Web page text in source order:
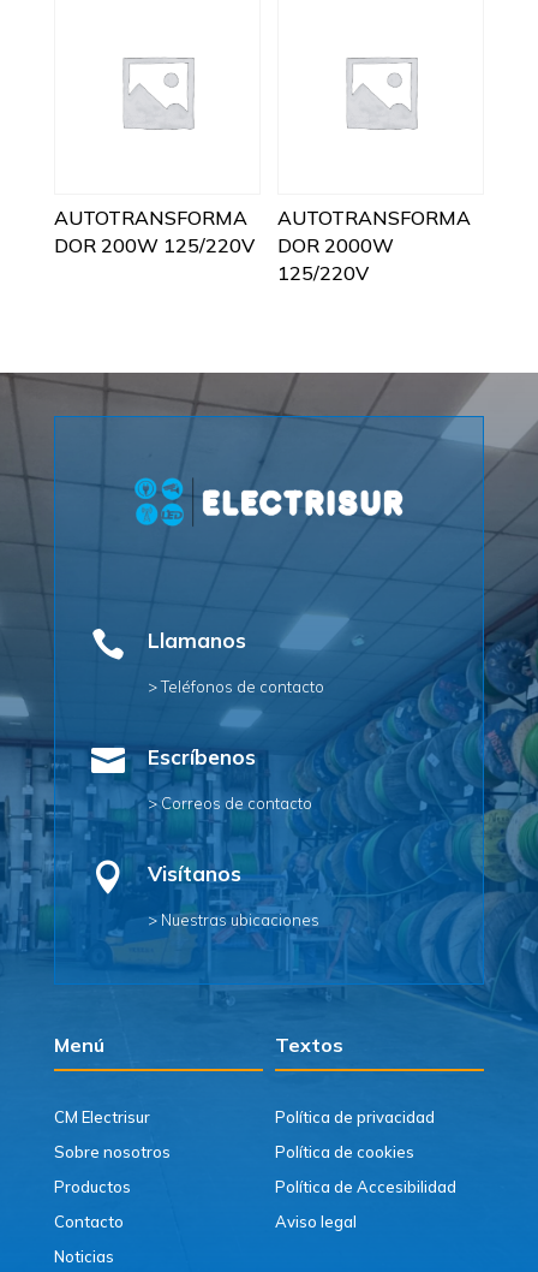
AUTOTRANSFORMA
DOR 200W 125/220V
AUTOTRANSFORMA
DOR 2000W
125/220V
 Llamanos
> Teléfonos de contacto
 Escríbenos
> Correos de contacto
 Visítanos
> Nuestras ubicaciones
Menú Textos
CM Electrisur
Sobre nosotros
Productos
Contacto
Noticias
Política de privacidad
Política de cookies
Política de Accesibilidad
Aviso legal